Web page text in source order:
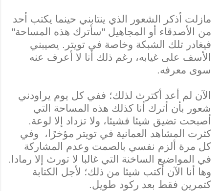
مازلت أذكر الشعور الذي ينتابني حينما يكتب أحد
من الأصدقاء أو المجاهيل "سأترك هذه المساحة"
فيغادر تلك الشبكة وخاصة في تويتر. يصيبني
الأسف على غيابه، رغم ذلك أنا لا أعرف عنه
سوى معرفه.
الآن لم أعد أكترث لذلك؛ ففي كل يوم يراودني
شعور بأن أترك أنا كذلك هذه المساحة التي
أصبحت تضيق شيئا فشيئا، ولا تزداد إلا لوعة.
كثرت المشاهد العمانية في تويتر مؤخرًا، وفي
كل مرة ألزم نفسي بالصمت وعدم المشاركة
في المواضيع الساخنة التي غالبا لا تورث إلا رمادا.
وها أنا الآن أكتب شيئا من ذلك؛ لأجل الكتابة
كتمرين فقط بعد ركود طويل.